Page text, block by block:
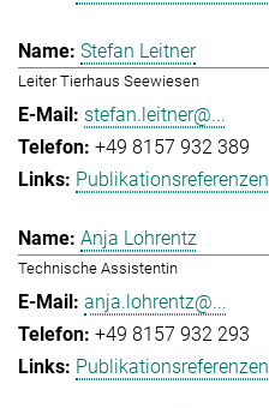
Stefan Leitner
Leiter Tierhaus Seewiesen
stefan.leitner@...
+49 8157 932 389
Publikationsreferenzen
Anja Lohrentz
Technische Assistentin
anja.lohrentz@...
+49 8157 932 293
Publikationsreferenzen